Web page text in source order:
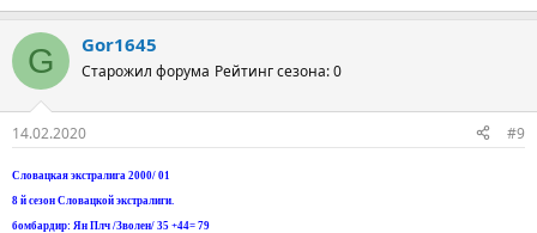
G Gor1645
Старожил форума Рейтинг сезона: 0
14.02.2020 #9
Словацкая экстралига 2000/ 01
8 й сезон Словацкой экстралиги.
бомбардир: Ян Плч /Зволен/ 35 +44= 79